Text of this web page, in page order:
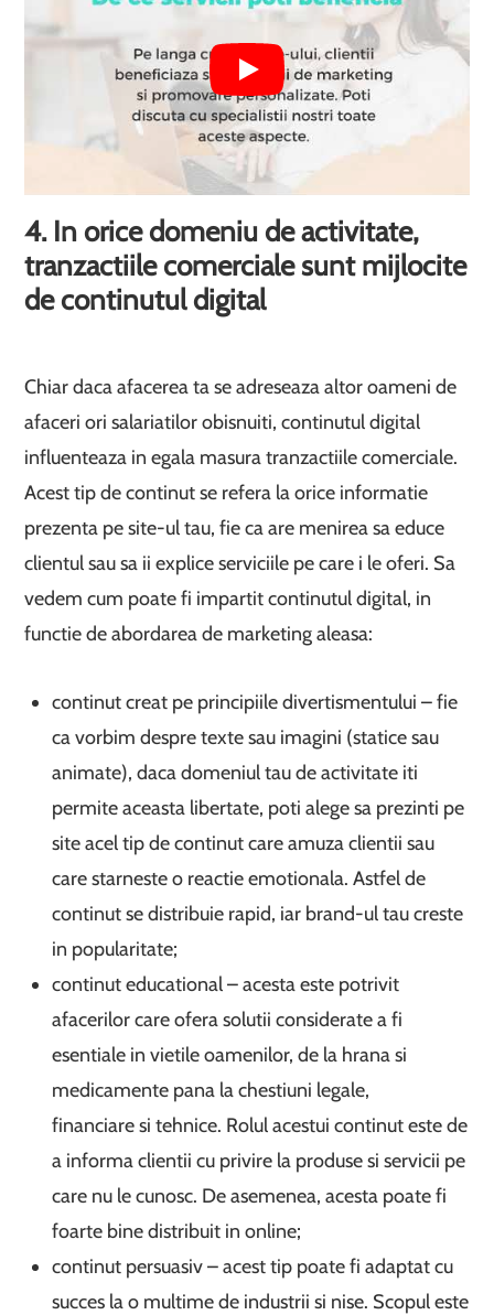
4. In orice domeniu de activitate,
tranzactiile comerciale sunt mijlocite
de continutul digital
Chiar daca afacerea ta se adreseaza altor oameni de
afaceri ori salariatilor obisnuiti, continutul digital
influenteaza in egala masura tranzactiile comerciale.
Acest tip de continut se refera la orice informatie
prezenta pe site-ul tau, fie ca are menirea sa educe
clientul sau sa ii explice serviciile pe care i le oferi. Sa
vedem cum poate fi impartit continutul digital, in
functie de abordarea de marketing aleasa:
continut creat pe principiile divertismentului – fie
ca vorbim despre texte sau imagini (statice sau
animate), daca domeniul tau de activitate iti
permite aceasta libertate, poti alege sa prezinti pe
site acel tip de continut care amuza clientii sau
care starneste o reactie emotionala. Astfel de
continut se distribuie rapid, iar brand-ul tau creste
in popularitate;
continut educational – acesta este potrivit
afacerilor care ofera solutii considerate a fi
esentiale in vietile oamenilor, de la hrana si
medicamente pana la chestiuni legale,
financiare si tehnice. Rolul acestui continut este de
a informa clientii cu privire la produse si servicii pe
care nu le cunosc. De asemenea, acesta poate fi
foarte bine distribuit in online;
continut persuasiv – acest tip poate fi adaptat cu
succes la o multime de industrii si nise. Scopul este